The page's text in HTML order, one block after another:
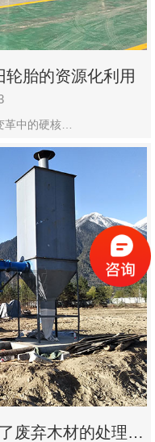
胎的资源化利用
革中的硬核…
废弃木材的处理模